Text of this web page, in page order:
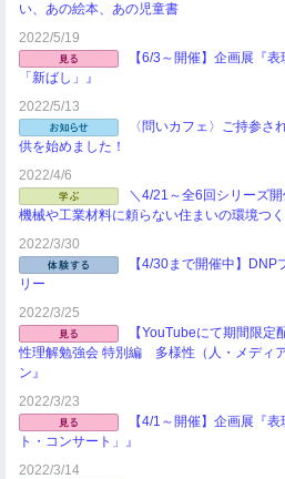
い、あの絵本、あの児童書
2022/5/19
【6/3～開催】企画展『
「新ばし」』
2022/5/13
〈問いカフェ〉ご持参さ
供を始めました！
2022/4/6
＼4/21～全6回シリーズ
機械や工業材料に頼らない住まいの環境つ
2022/3/30
【4/30まで開催中】
リー
2022/3/25
【YouTubeにて期間限
性理解勉強会 特別編 多様性（人・メディ
ン』
2022/3/23
【4/1～開催】企画展『
ト・コンサート」』
2022/3/14